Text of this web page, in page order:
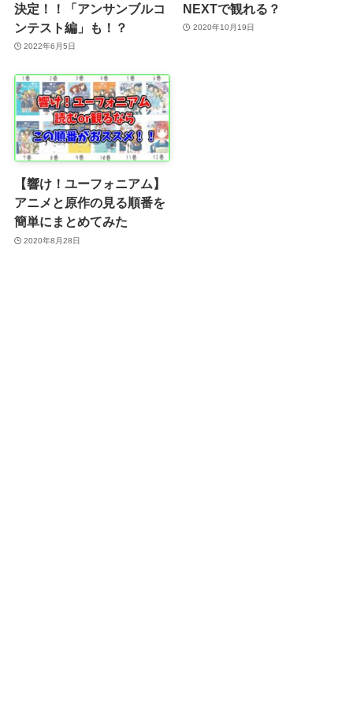
決定！！「アンサンブルコ
ンテスト編」も！？
2022年6月5日
NEXTで観れる？
2020年10月19日
【響け！ユーフォニアム】
アニメと原作の見る順番を
簡単にまとめてみた
2020年8月28日